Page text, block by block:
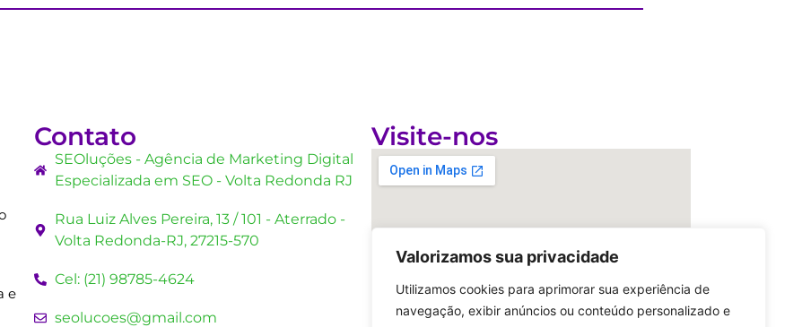
Valorizamos sua privacidade
Utilizamos cookies para aprimorar sua experiência de
navegação, exibir anúncios ou conteúdo personalizado e
e
Contato
SEOluções - Agência de Marketing Digital
Especializada em SEO - Volta Redonda RJ
Rua Luiz Alves Pereira, 13 / 101 - Aterrado -
Volta Redonda-RJ, 27215-570
Cel: (21) 98785-4624
seolucoes@gmail.com
Visite-nos